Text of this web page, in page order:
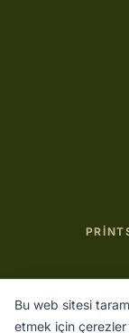
Bu web sitesi
etmek için çerezler